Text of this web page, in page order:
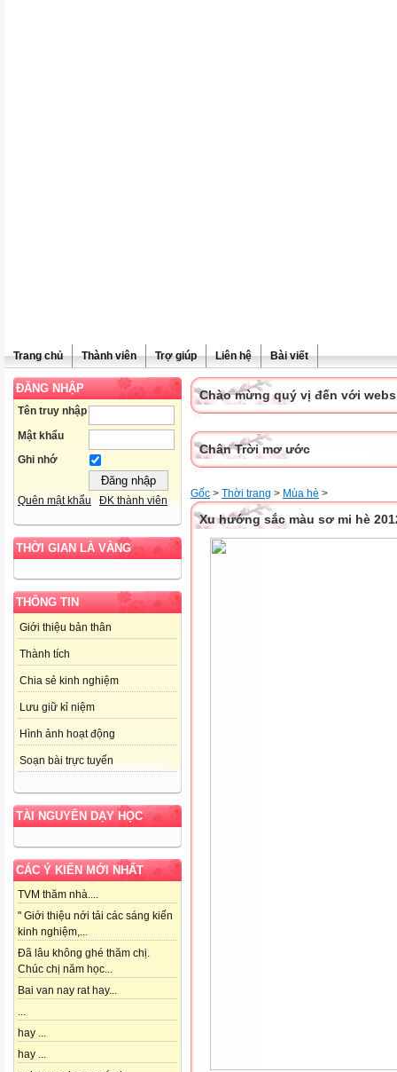
Trang chủ Thành viên Trợ giúp Liên hệ Bài viết
ĐĂNG NHẬP
Tên truy nhập
Mật khẩu
Ghi nhớ
Quên mật khẩu ĐK thành viên
THỜI GIAN LÀ VÀNG
THÔNG TIN
Giới thiệu bản thân
Thành tích
Chia sẻ kinh nghiệm
Lưu giữ kỉ niệm
Hình ảnh hoạt động
Soạn bài trực tuyến
TÀI NGUYÊN DẠY HỌC
CÁC Ý KIẾN MỚI NHẤT
TVM thăm nhà....
" Giới thiệu nới tải các sáng kiến
kinh nghiệm,...
Đã lâu không ghé thăm chị.
Chúc chị năm học...
Bai van nay rat hay...
...
hay ...
hay ...
Chào mừng quý vị đến với
Chân Trời mơ ước
Gốc > Thời trang > Mùa hè >
Xu hướng sắc màu sơ mi hè